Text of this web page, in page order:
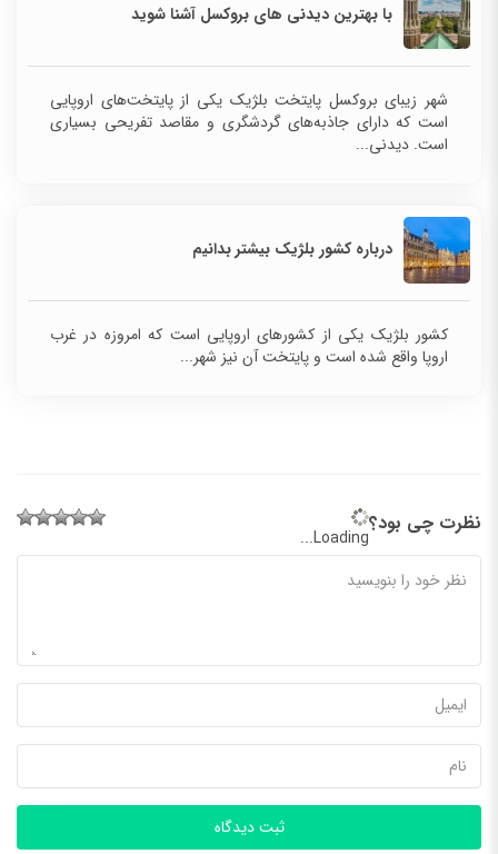
با بهترین دیدنی‌ های بروکسل آشنا شوید
شهر زیبای بروکسل پایتخت بلژیک یکی از پایتخت‌های اروپایی
است که دارای جاذبه‌های گردشگری و مقاصد تفریحی بسیاری
است. دیدنی‌...
درباره کشور بلژیک بیشتر بدانیم
کشور بلژیک یکی از کشورهای اروپایی است که امروزه در غرب
اروپا واقع شده است و پایتخت آن نیز شهر...
نظرت چی بود؟
Loading...
ثبت دیدگاه